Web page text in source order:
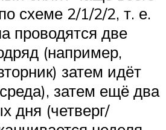
схеме 2/1/2/2, т. е.
проводятся две
(например,
затем идёт
затем ещё два
дня (четверг/